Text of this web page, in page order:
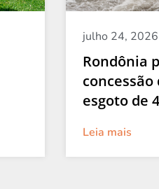
julho 24, 2026
Rondônia
concessão
esgoto de
Leia mais